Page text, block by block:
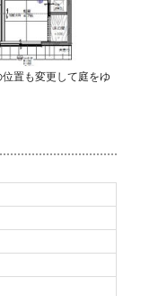
置も変更して庭をゆ